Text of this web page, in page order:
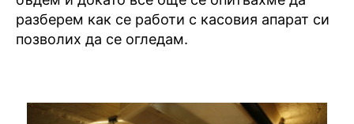
разберем как се работи с касовия апарат си
позволих да се огледам.